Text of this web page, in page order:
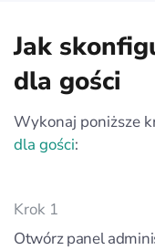
Jak
dla gości
Wykonaj poniższe
dla gości:
Krok 1
Otwórz panel